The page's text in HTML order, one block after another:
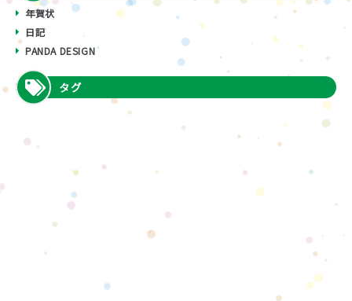
年賀状
日記
PANDA DESIGN
タグ